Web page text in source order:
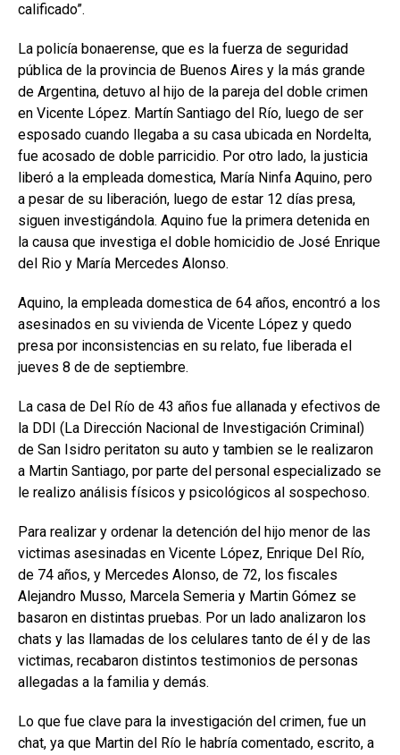
calificado”.
La policía bonaerense, que es la fuerza de seguridad
pública de la provincia de Buenos Aires y la más grande
de Argentina, detuvo al hijo de la pareja del doble crimen
en Vicente López. Martín Santiago del Río, luego de ser
esposado cuando llegaba a su casa ubicada en Nordelta,
fue acosado de doble parricidio. Por otro lado, la justicia
liberó a la empleada domestica, María Ninfa Aquino, pero
a pesar de su liberación, luego de estar 12 días presa,
siguen investigándola. Aquino fue la primera detenida en
la causa que investiga el doble homicidio de José Enrique
del Rio y María Mercedes Alonso.
Aquino, la empleada domestica de 64 años, encontró a los
asesinados en su vivienda de Vicente López y quedo
presa por inconsistencias en su relato, fue liberada el
jueves 8 de de septiembre.
La casa de Del Río de 43 años fue allanada y efectivos de
la DDI (La Dirección Nacional de Investigación Criminal)
de San Isidro peritaton su auto y tambien se le realizaron
a Martin Santiago, por parte del personal especializado se
le realizo análisis físicos y psicológicos al sospechoso.
Para realizar y ordenar la detención del hijo menor de las
victimas asesinadas en Vicente López, Enrique Del Río,
de 74 años, y Mercedes Alonso, de 72, los fiscales
Alejandro Musso, Marcela Semeria y Martin Gómez se
basaron en distintas pruebas. Por un lado analizaron los
chats y las llamadas de los celulares tanto de él y de las
victimas, recabaron distintos testimonios de personas
allegadas a la familia y demás.
Lo que fue clave para la investigación del crimen, fue un
chat, ya que Martin del Río le habría comentado, escrito, a